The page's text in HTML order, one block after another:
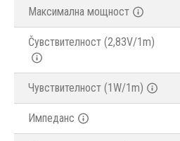
Максимална мощност
Čувствителност (2,83V/1m)
Чувствителност (1W/1m)
Импеданс